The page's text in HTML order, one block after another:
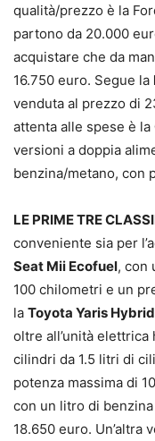
qualità/prezzo è la
partono da 20.000
acquistare che da
16.750 euro. Segue la
venduta al prezzo di
attenta alle spese è la
versioni a doppia
benzina/metano, con
LE PRIME TRE
conveniente sia per
Seat Mii Ecofuel, con
100 chilometri e un
la Toyota Yaris Hybrid
oltre all’unità
cilindri da 1.5 litri di
potenza massima di
con un litro di
18.650 euro. Un’altra